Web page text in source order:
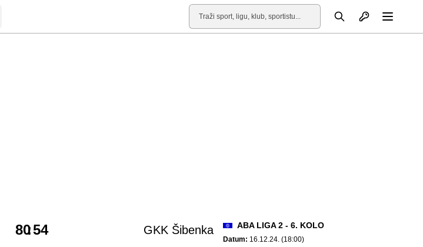
Pretraga Otvori profil
GKK Šibenka
80
:54 ABA LIGA 2 - 6. KOLO
Datum: 16.12.24. (18:00)